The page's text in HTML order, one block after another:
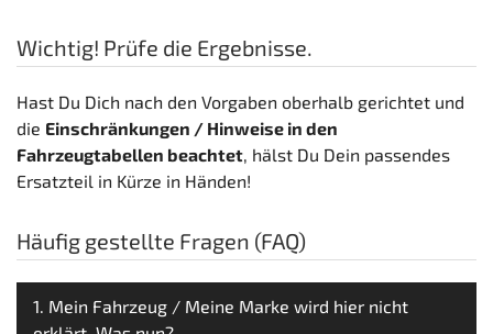
Wichtig! Prüfe die Ergebnisse.
Hast Du Dich nach den Vorgaben oberhalb gerichtet und
die Einschränkungen / Hinweise in den
Fahrzeugtabellen beachtet, hälst Du Dein passendes
Ersatzteil in Kürze in Händen!
Häufig gestellte Fragen (FAQ)
1. Mein Fahrzeug / Meine Marke wird hier nicht